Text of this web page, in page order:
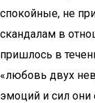
спокойные, не
скандалам в
пришлось в
«любовь двух
эмоций и сил они